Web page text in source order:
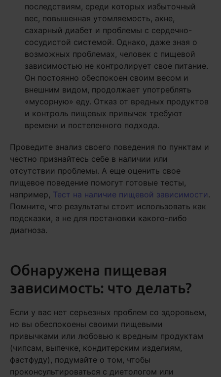
последствиям, среди которых избыточный
вес, повышенная утомляемость, акне,
сахарный диабет и проблемы с сердечно-
сосудистой системой. Однако, даже зная о
возможных проблемах, человек с пищевой
зависимостью не контролирует свое питание.
Он постоянно обеспокоен своим весом и
внешним видом, продолжает употреблять
«мусорную» еду. Отказ от вредных продуктов
и контроль пищевых привычек требуют
времени и постепенного подхода.
Проведите анализ своего поведения по пунктам и
честно признайтесь себе в наличии или
отсутствии проблемы. А еще оценить свое
пищевое поведение помогут готовые тесты,
например, Тест на наличие пищевой зависимости.
Помните, что результаты стоит использовать как
подсказки, а не для постановки какого-либо
диагноза.
Обнаружена пищевая
зависимость: что делать?
Если у вас нет серьезных проблем со здоровьем,
но вы обеспокоены своими пищевыми
привычками или любовью к вредным продуктам
(чипсам, выпечке, кондитерским изделиям,
фастфуду), подумайте о том, чтобы
проконсультироваться с диетологом или